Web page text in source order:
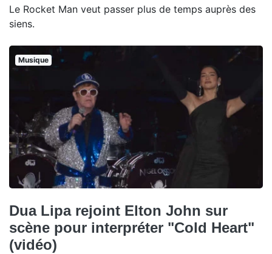
Le Rocket Man veut passer plus de temps auprès des
siens.
Musique
Dua Lipa rejoint Elton John sur
scène pour interpréter "Cold Heart"
(vidéo)